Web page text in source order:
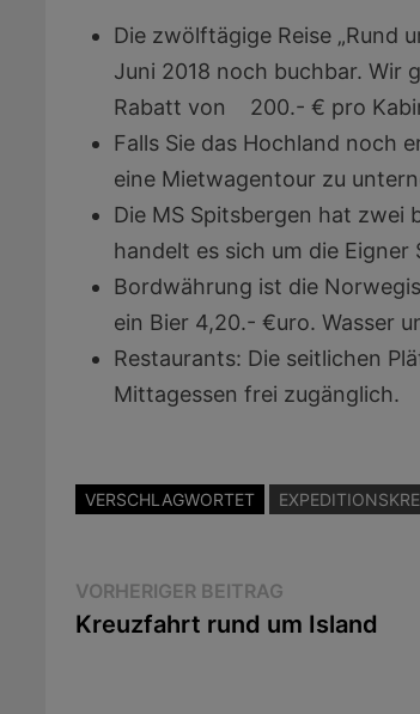
Die zwölftägige Reise „Rund
Juni 2018 noch buchbar. Wir
Rabatt von 200.- € pro
Falls Sie das Hochland noch
eine Mietwagentour zu
Die MS Spitsbergen hat zwei
handelt es sich um die Eigner
Bordwährung ist die
ein Bier 4,20.- €uro. Wasser
Restaurants: Die seitlichen
Mittagessen frei zugänglich.
VERSCHLAGWORTET
Beitragsnavigation
VORHERIGER BEITRAG
Beitrag:
Kreuzfahrt rund um Island